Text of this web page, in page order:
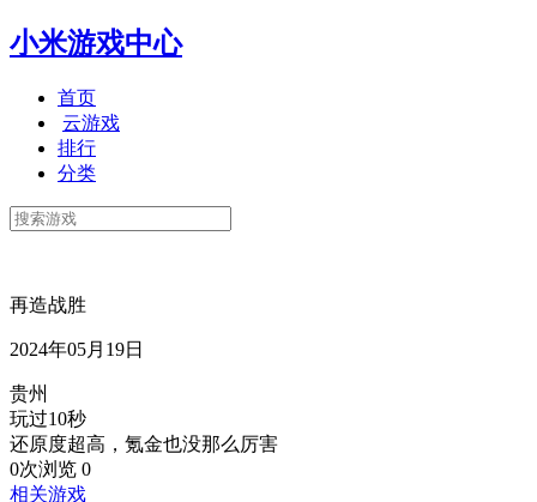
小米游戏中心
首页
云游戏
排行
分类
再造战胜
2024年05月19日
贵州
玩过10秒
还原度超高，氪金也没那么厉害
0次浏览 0
相关游戏